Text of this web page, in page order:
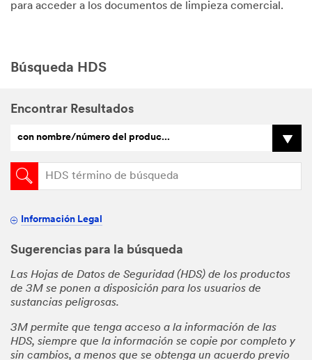
para acceder a los documentos de limpieza comercial.
Búsqueda HDS
Encontrar Resultados
con nombre/número del produc...
Información Legal
Sugerencias para la búsqueda
Las Hojas de Datos de Seguridad (HDS) de los productos
de 3M se ponen a disposición para los usuarios de
sustancias peligrosas.
3M permite que tenga acceso a la información de las
HDS, siempre que la información se copie por completo y
sin cambios, a menos que se obtenga un acuerdo previo